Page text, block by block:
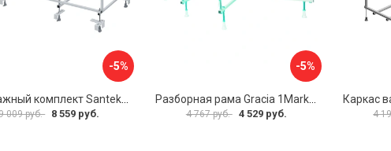
-5%
Монтажный комплект Santek МОНАКО 1.WH11.2.424 00000045899
009 руб. 8 559 руб.
-5%
4 767 руб. 4 529 руб. 4